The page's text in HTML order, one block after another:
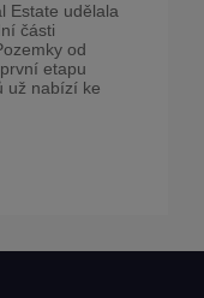
Estate udělala
části
od
etapu
už nabízí ke